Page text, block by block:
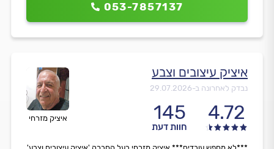
053-7857137
איציק מזרחי
איציק עיצובים וצבע
נבדק לאחרונה ב-29.07.2026
4.72
145
חוות דעת